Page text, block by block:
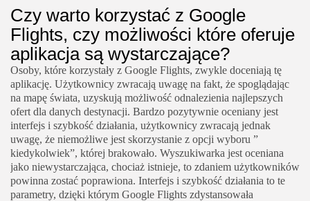
Czy warto korzystać z Google
Flights, czy możliwości które oferuje
aplikacja są wystarczające?
Osoby, które korzystały z Google Flights, zwykle doceniają tę
aplikację. Użytkownicy zwracają uwagę na fakt, że spoglądając
na mapę świata, uzyskują możliwość odnalezienia najlepszych
ofert dla danych destynacji. Bardzo pozytywnie oceniany jest
interfejs i szybkość działania, użytkownicy zwracają jednak
uwagę, że niemożliwe jest skorzystanie z opcji wyboru ”
kiedykolwiek”, której brakowało. Wyszukiwarka jest oceniana
jako niewystarczająca, chociaż istnieje, to zdaniem użytkowników
powinna zostać poprawiona. Interfejs i szybkość działania to te
parametry, dzięki którym Google Flights zdystansowała